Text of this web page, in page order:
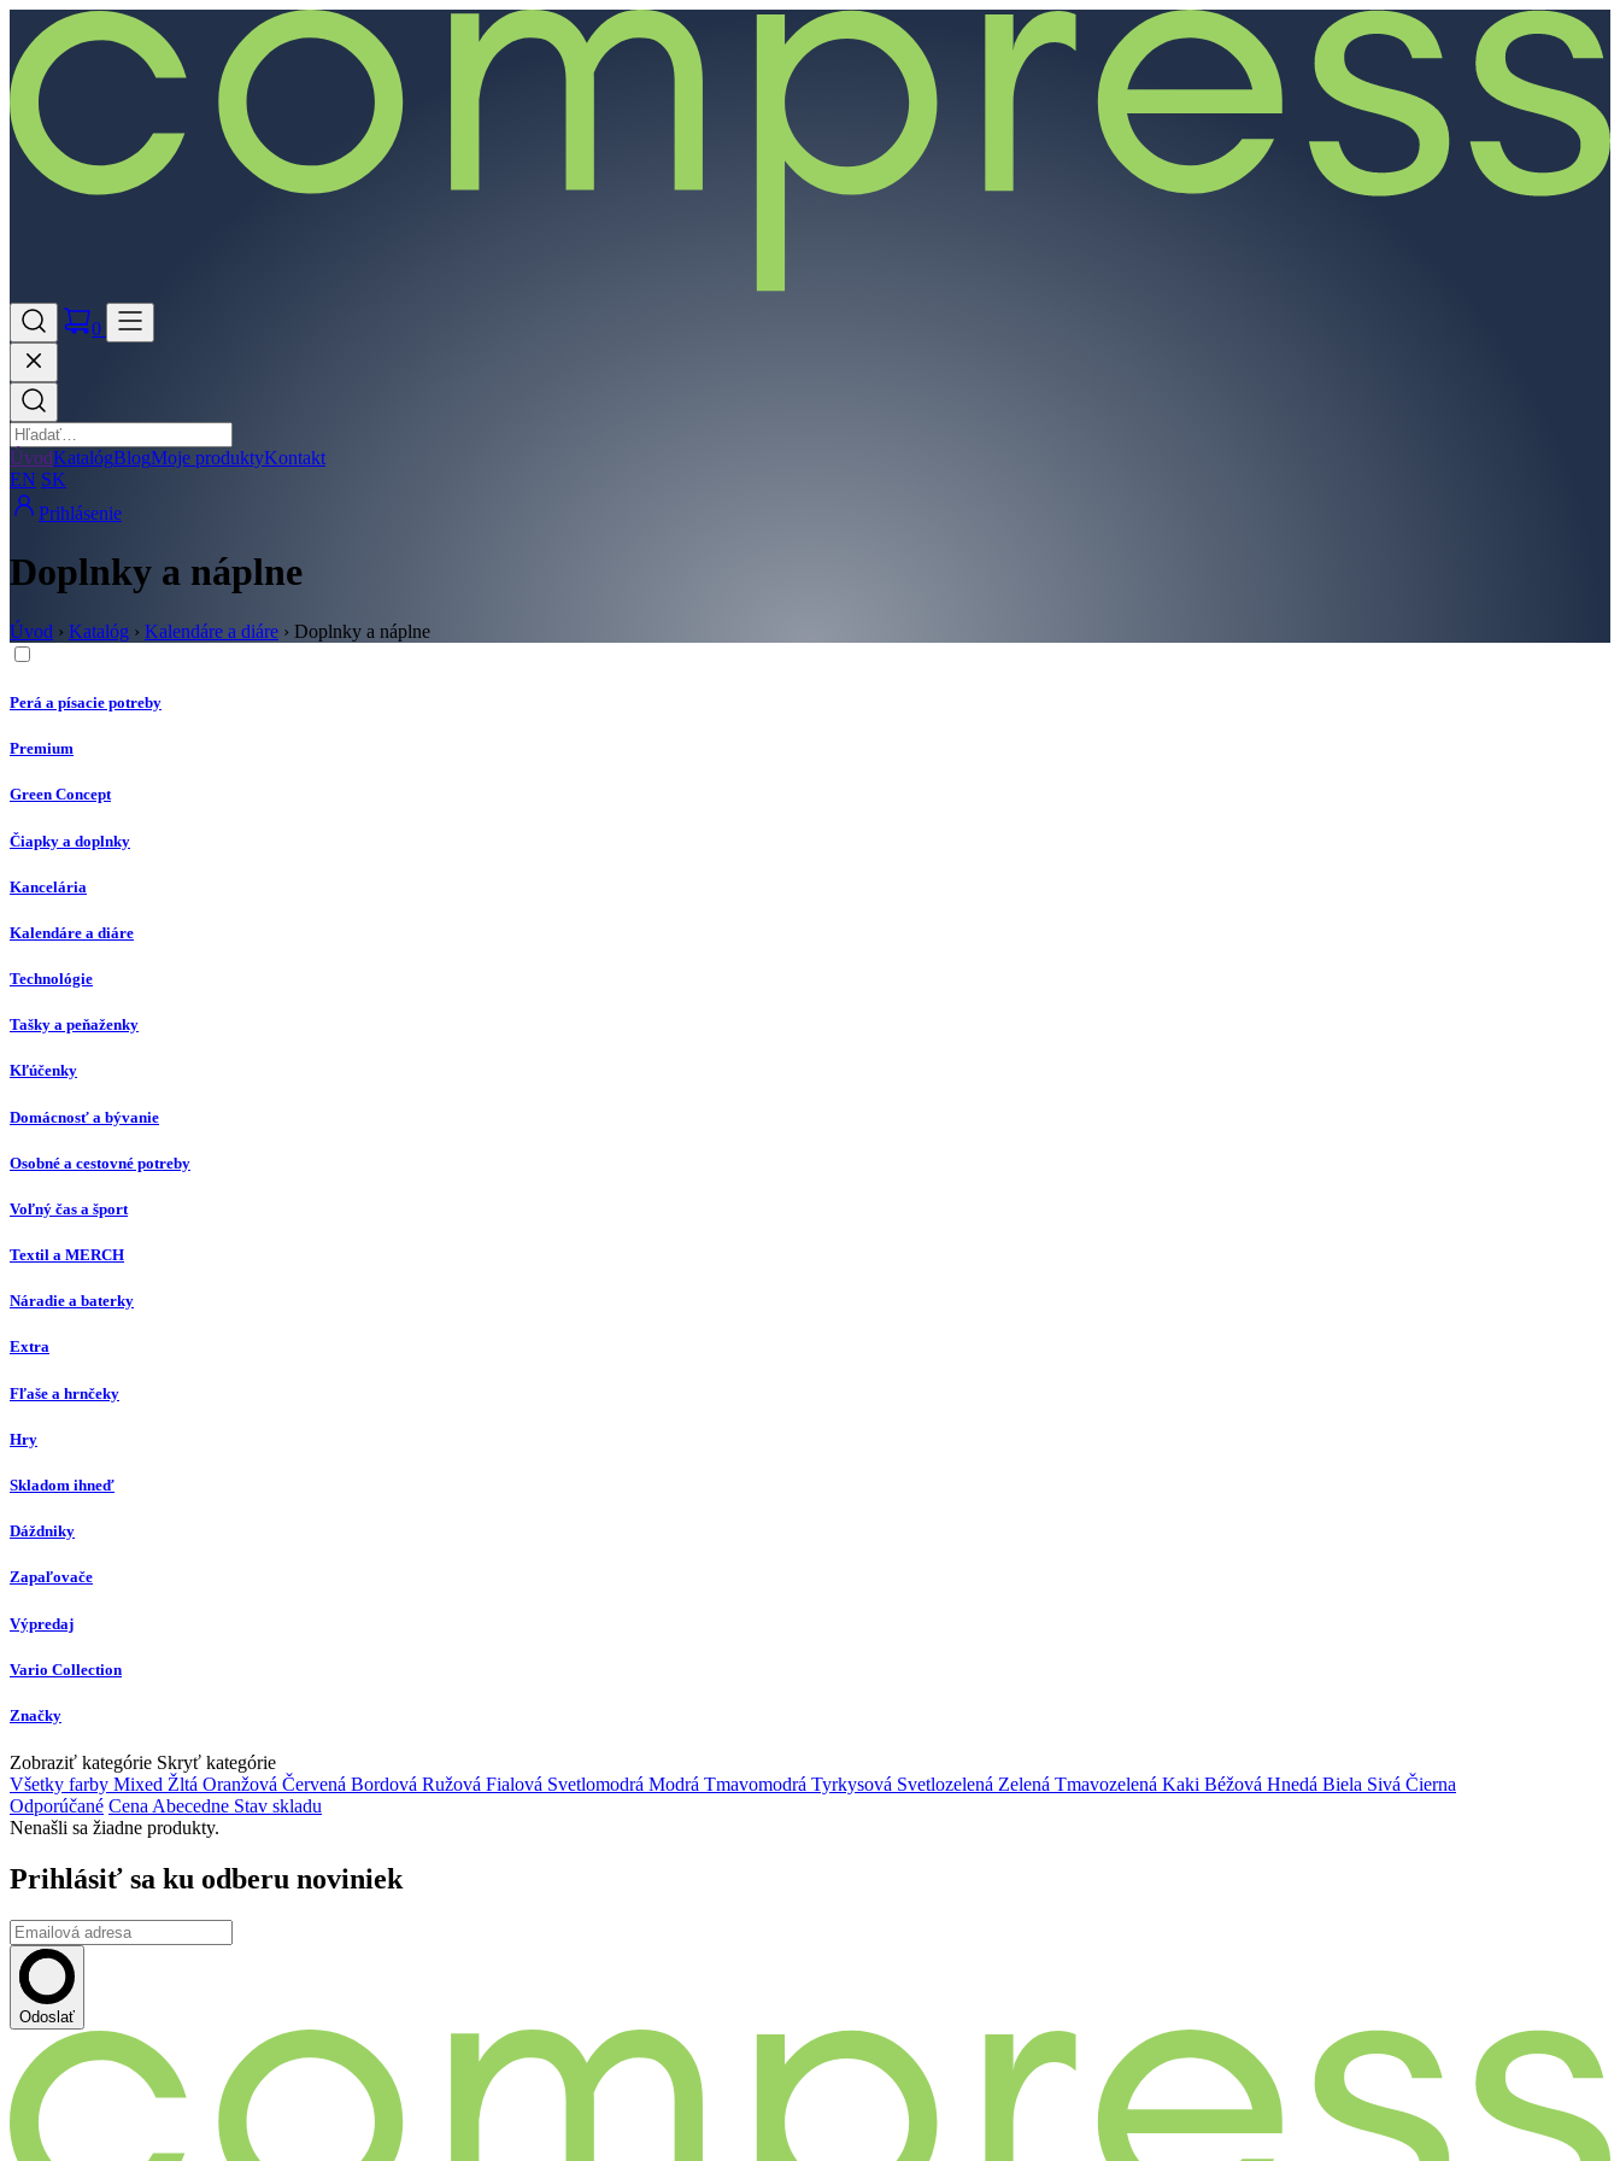
0
ÚvodKatalógBlogMoje produktyKontakt
EN SK
Prihlásenie
Doplnky a náplne
Úvod › Katalóg › Kalendáre a diáre › Doplnky a náplne
Perá a písacie potreby
Premium
Green Concept
Čiapky a doplnky
Kancelária
Kalendáre a diáre
Technológie
Tašky a peňaženky
Kľúčenky
Domácnosť a bývanie
Osobné a cestovné potreby
Voľný čas a šport
Textil a MERCH
Náradie a baterky
Extra
Fľaše a hrnčeky
Hry
Skladom ihneď
Dáždniky
Zapaľovače
Výpredaj
Vario Collection
Značky
Zobraziť kategórie Skryť kategórie
Všetky farby Mixed Žltá Oranžová Červená Bordová Ružová Fialová Svetlomodrá Modrá Tmavomodrá Tyrkysová Svetlozelená Zelená Tmavozelená Kaki Béžová Hnedá Biela Sivá Čierna
Odporúčané Cena Abecedne Stav skladu
Nenašli sa žiadne produkty.
Prihlásiť sa ku odberu noviniek
Odoslať